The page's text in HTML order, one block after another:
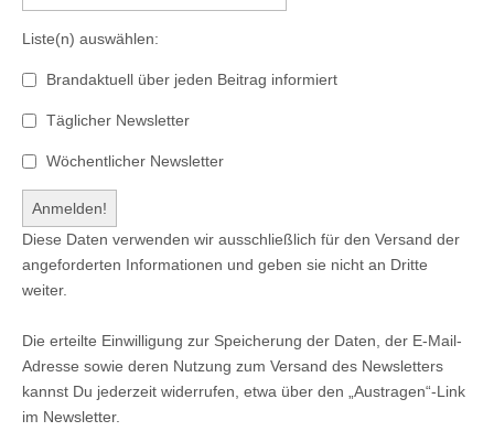
Liste(n) auswählen:
Brandaktuell über jeden Beitrag informiert
Täglicher Newsletter
Wöchentlicher Newsletter
Diese Daten verwenden wir ausschließlich für den Versand der
angeforderten Informationen und geben sie nicht an Dritte
weiter.
Die erteilte Einwilligung zur Speicherung der Daten, der E-Mail-
Adresse sowie deren Nutzung zum Versand des Newsletters
kannst Du jederzeit widerrufen, etwa über den „Austragen“-Link
im Newsletter.